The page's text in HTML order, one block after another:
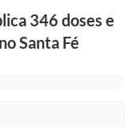
346 doses e
Santa Fé